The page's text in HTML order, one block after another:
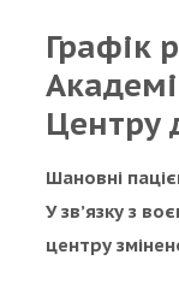
Графік
Центру
Шановні
У зв’язку з
центру